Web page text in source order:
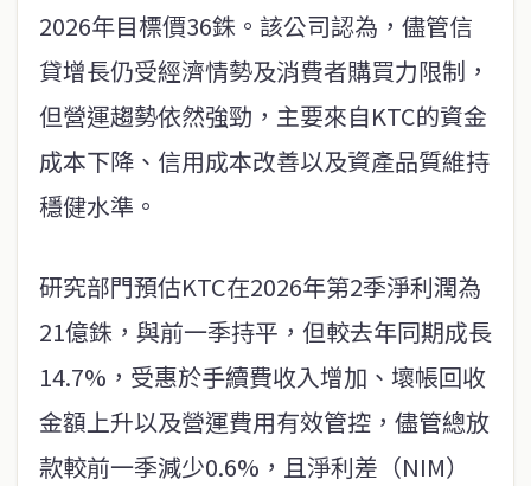
2026年目標價36銖。該公司認為，儘管信
貸增長仍受經濟情勢及消費者購買力限制，
但營運趨勢依然強勁，主要來自KTC的資金
成本下降、信用成本改善以及資產品質維持
穩健水準。
研究部門預估KTC在2026年第2季淨利潤為
21億銖，與前一季持平，但較去年同期成長
14.7%，受惠於手續費收入增加、壞帳回收
金額上升以及營運費用有效管控，儘管總放
款較前一季減少0.6%，且淨利差（NIM）